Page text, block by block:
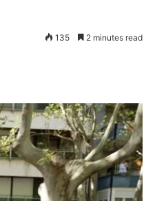
135 2 minutes read